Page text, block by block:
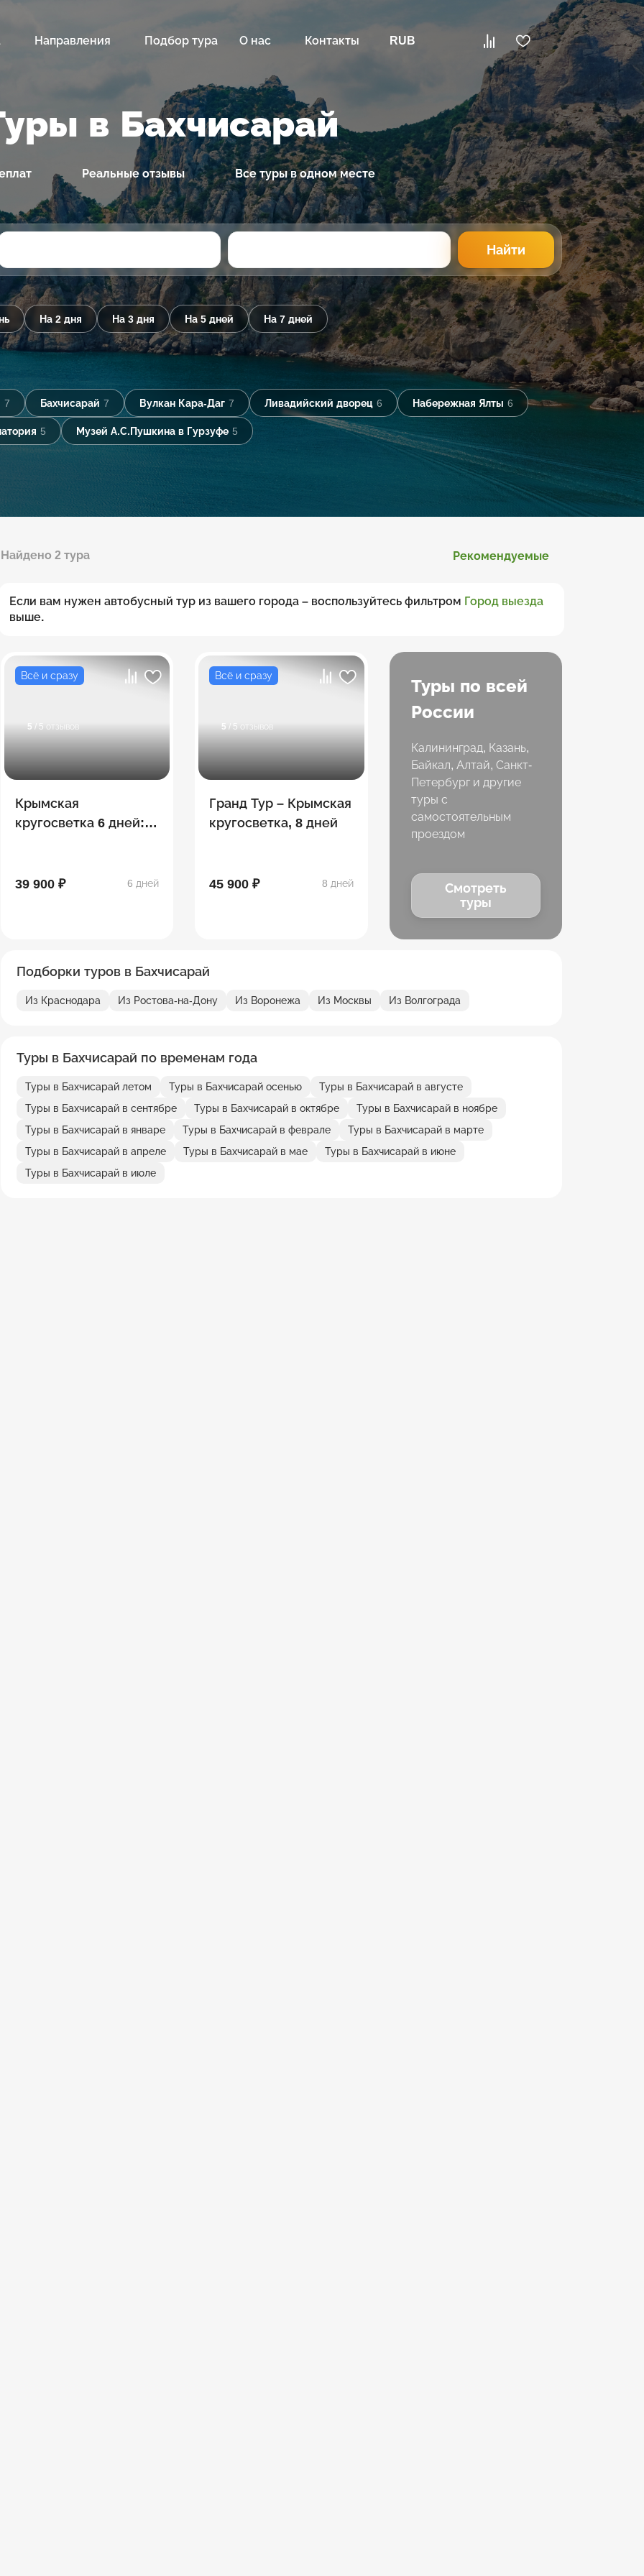
Направления Подбор тура О нас Контакты RUB
в Бахчисарай
Реальные отзывы Все туры в одном месте
Найти
На 2 дня На 3 дня На 5 дней На 7 дней
7 Бахчисарай 7 Вулкан Кара-Даг 7 Ливадийский дворец 6 Набережная Ялты 6
5 Музей А.С.Пушкина в Гурзуфе 5
Найдено 2 тура Рекомендуемые
Если вам нужен автобусный тур из вашего города – воспользуйтесь фильтром Город выезда
выше.
Всё и сразу
5 / 5 отзывов
Крымская
кругосветка 6 дней:
Алупка – Бахчисарай
39 900 ₽ 6 дней
Всё и сразу
5 / 5 отзывов
Гранд Тур – Крымская
кругосветка, 8 дней
45 900 ₽ 8 дней
Туры по всей
России
Калининград, Казань,
Байкал, Алтай, Санкт-
Петербург и другие
туры с
самостоятельным
проездом
Смотреть
туры
Подборки туров в Бахчисарай
Из Краснодара Из Ростова-на-Дону Из Воронежа Из Москвы Из Волгограда
Туры в Бахчисарай по временам года
Туры в Бахчисарай летом Туры в Бахчисарай осенью
Туры в Бахчисарай в августе
Туры в Бахчисарай в сентябре
Туры в Бахчисарай в октябре
Туры в Бахчисарай в ноябре
Туры в Бахчисарай в январе
Туры в Бахчисарай в феврале
Туры в Бахчисарай в марте
Туры в Бахчисарай в апреле
Туры в Бахчисарай в мае
Туры в Бахчисарай в июне
Туры в Бахчисарай в июле